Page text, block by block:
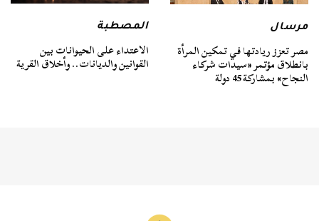
مرسال
مصر تعزز ريادتها في تمكين المرأة
بانطلاق مؤتمر «سيدات شركاء
النجاح» بمشاركة 45 دولة
المصطبة
الاعتداء على الحيوانات بين
القوانين والديانات.. وأخلاق القرية